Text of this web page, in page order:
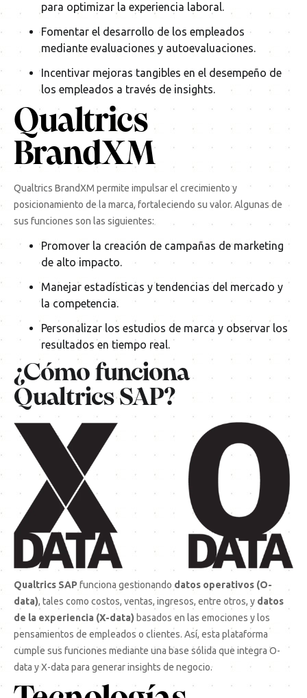
para optimizar la experiencia laboral.
Fomentar el desarrollo de los empleados
mediante evaluaciones y autoevaluaciones.
Incentivar mejoras tangibles en el desempeño de
los empleados a través de insights.
Qualtrics
BrandXM
Qualtrics BrandXM permite impulsar el crecimiento y
posicionamiento de la marca, fortaleciendo su valor. Algunas de
sus funciones son las siguientes:
Promover la creación de campañas de marketing
de alto impacto.
Manejar estadísticas y tendencias del mercado y
la competencia.
Personalizar los estudios de marca y observar los
resultados en tiempo real.
¿Cómo funciona
Qualtrics SAP?
Qualtrics SAP funciona gestionando datos operativos (O-
data), tales como costos, ventas, ingresos, entre otros, y datos
de la experiencia (X-data) basados en las emociones y los
pensamientos de empleados o clientes. Así, esta plataforma
cumple sus funciones mediante una base sólida que integra O-
data y X-data para generar insights de negocio.